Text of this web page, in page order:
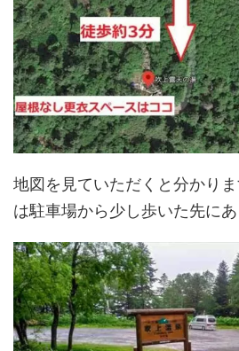
地図を見ていただくと分かりま
は駐車場から少し歩いた先にあ